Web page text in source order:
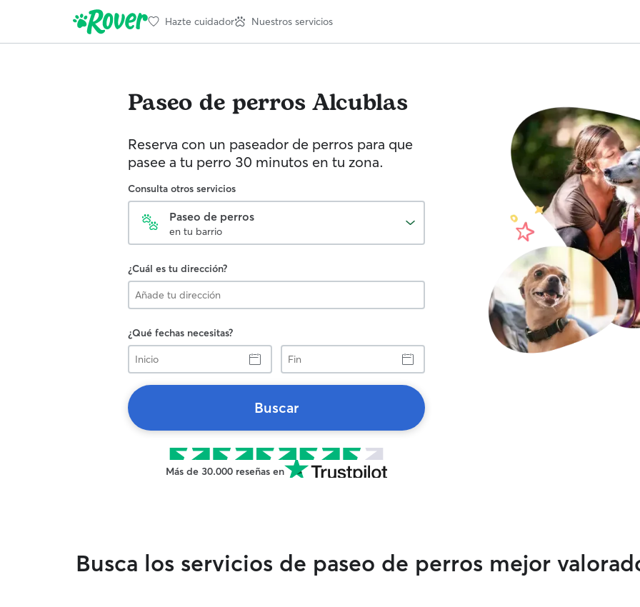
Hazte cuidador Nuestros servicios
Paseo de perrosAlcublas
Reserva con un paseador de perros para que
pasee a tu perro 30 minutos en tu zona.
Consulta otros servicios
Paseo de perros
en tu barrio
¿Cuál es tu dirección?
¿Qué fechas necesitas?
Inicio
Fin
Buscar
Más de 30.000 reseñas en
Busca los servicios de paseo de perros mejor